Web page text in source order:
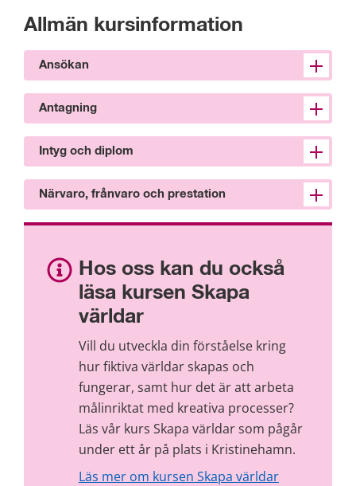
Allmän kursinformation
Ansökan
Antagning
Intyg och diplom
Närvaro, frånvaro och prestation
Hos oss kan du också
läsa kursen Skapa
världar
Vill du utveckla din förståelse kring
hur fiktiva världar skapas och
fungerar, samt hur det är att arbeta
målinriktat med kreativa processer?
Läs vår kurs Skapa världar som pågår
under ett år på plats i Kristinehamn.
Läs mer om kursen Skapa världar